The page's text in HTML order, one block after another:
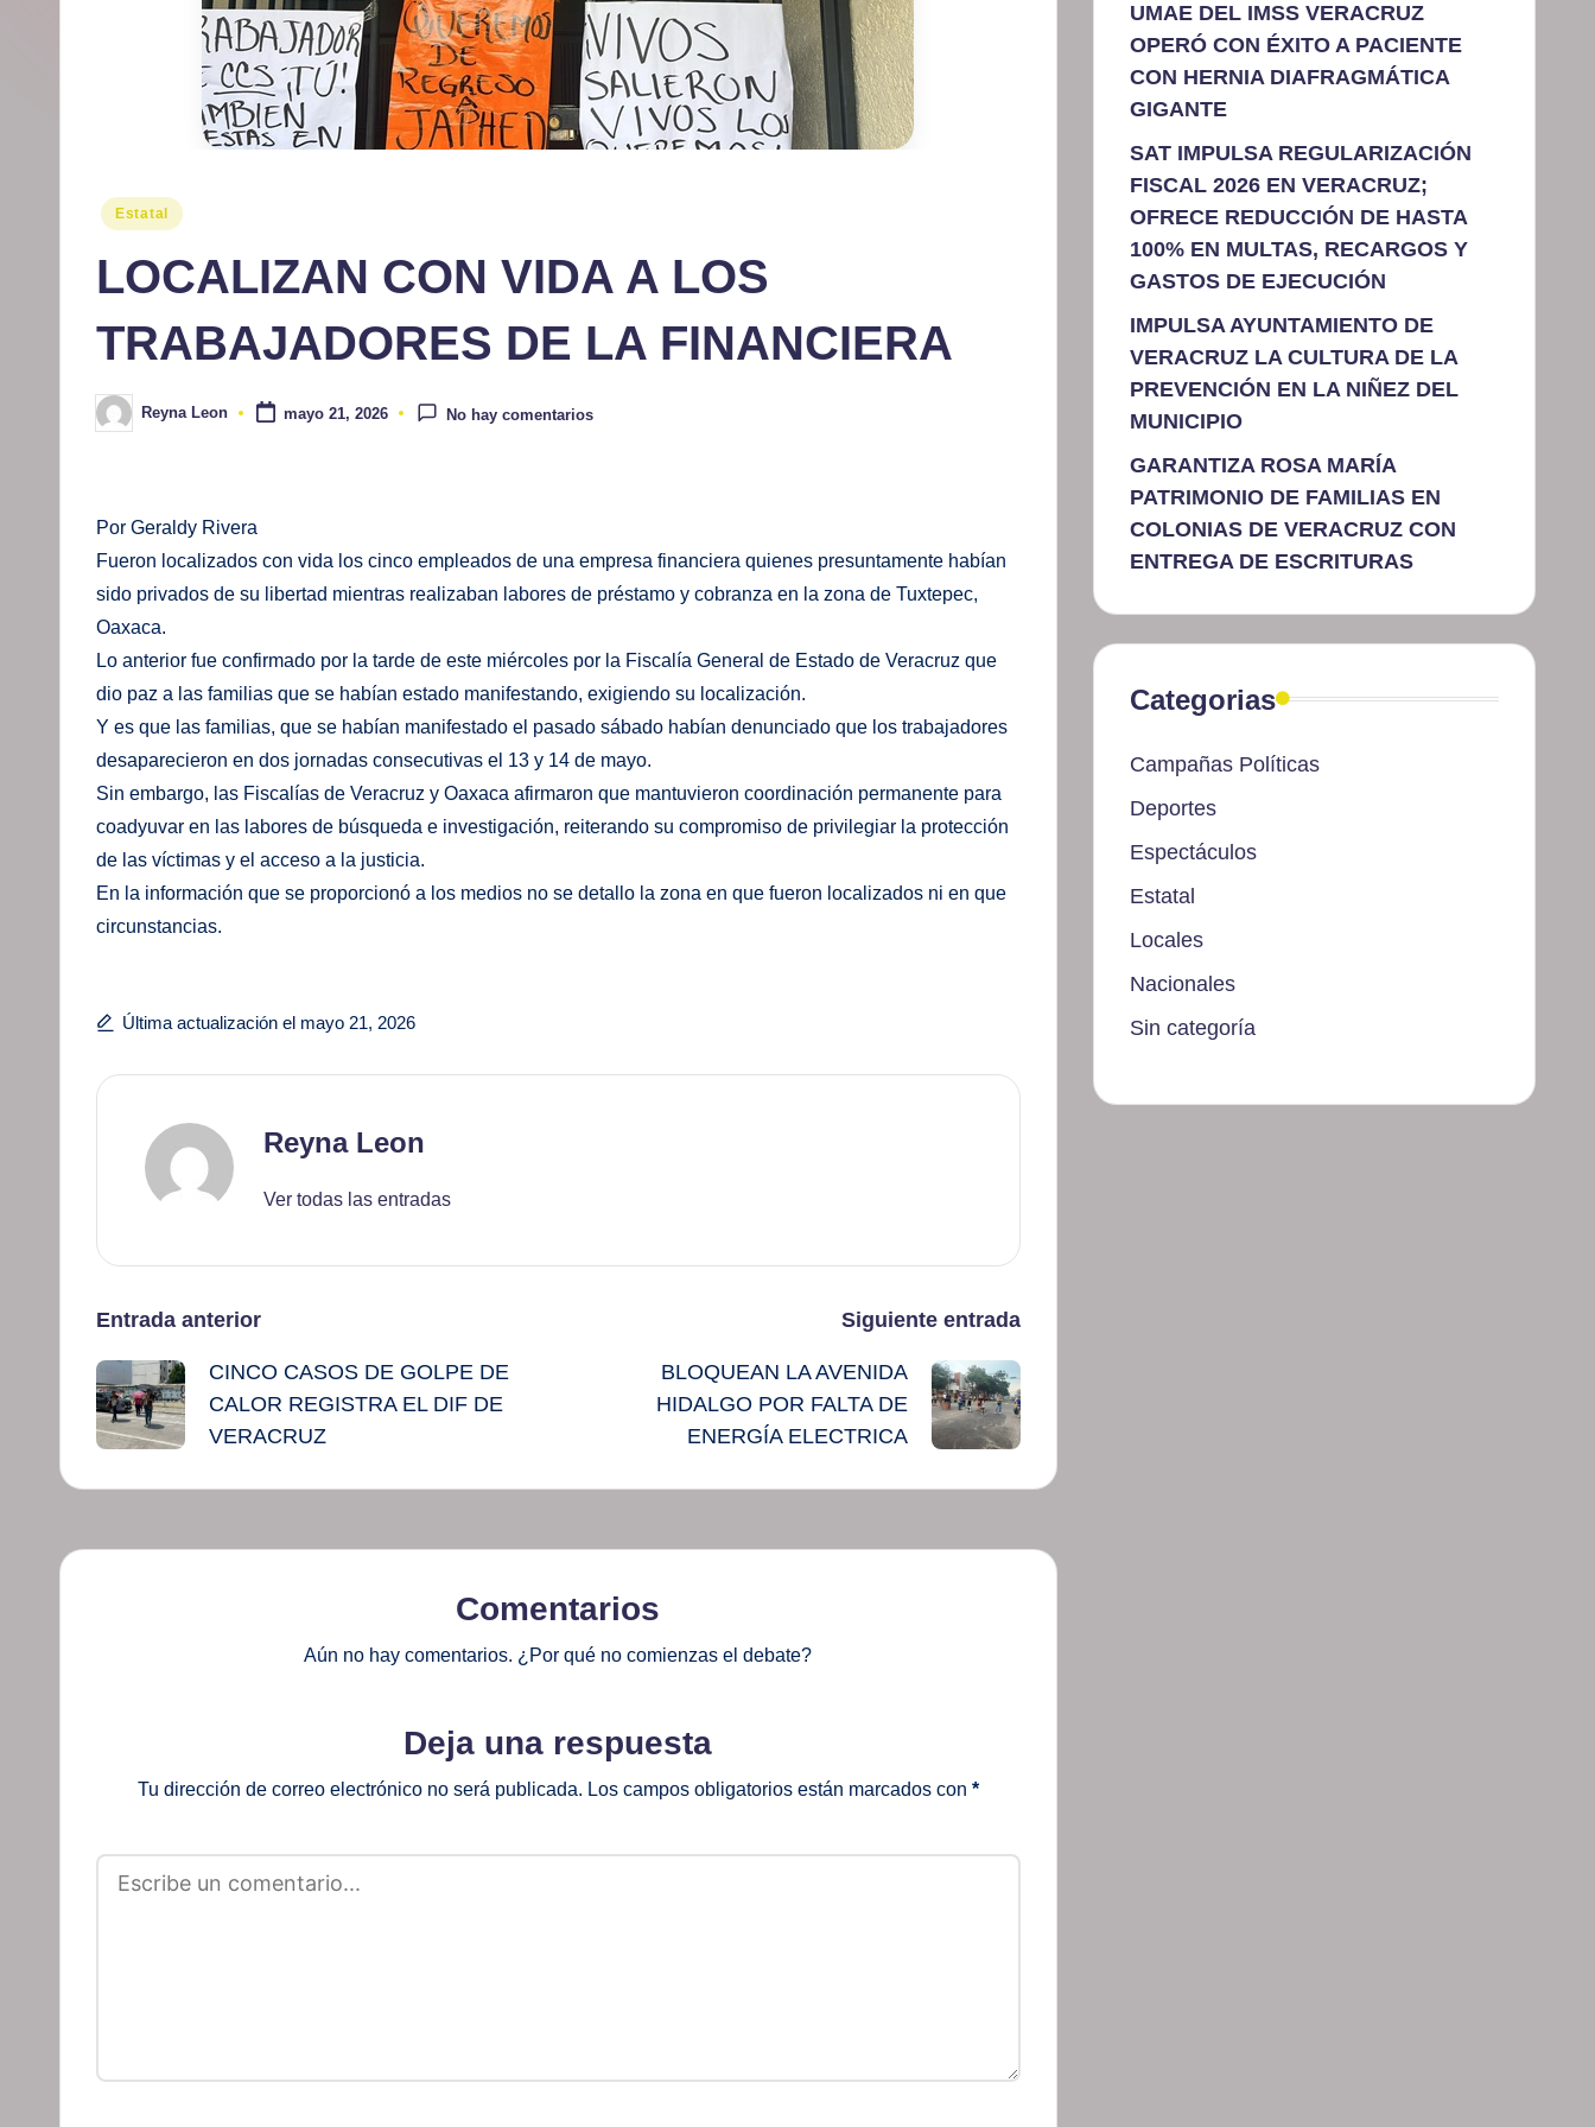
o
Publicado
Estatal
LOCALIZAN CON VIDA A LOS
TRABAJADORES DE LA FINANCIERA
Publicado
por
Reyna Leon mayo 21, 2026 No hay comentarios
Por Geraldy Rivera
Fueron localizados con vida los cinco empleados de una empresa financiera quienes presuntamente habían
sido privados de su libertad mientras realizaban labores de préstamo y cobranza en la zona de Tuxtepec,
Oaxaca.
Lo anterior fue confirmado por la tarde de este miércoles por la Fiscalía General de Estado de Veracruz que
dio paz a las familias que se habían estado manifestando, exigiendo su localización.
Y es que las familias, que se habían manifestado el pasado sábado habían denunciado que los trabajadores
desaparecieron en dos jornadas consecutivas el 13 y 14 de mayo.
Sin embargo, las Fiscalías de Veracruz y Oaxaca afirmaron que mantuvieron coordinación permanente para
coadyuvar en las labores de búsqueda e investigación, reiterando su compromiso de privilegiar la protección
de las víctimas y el acceso a la justicia.
En la información que se proporcionó a los medios no se detallo la zona en que fueron localizados ni en que
circunstancias.
Última actualización el mayo 21, 2026
Reyna Leon
Ver todas las entradas
Navegación
de
entradas
Entrada anterior
CINCO CASOS DE GOLPE DE
CALOR REGISTRA EL DIF DE
VERACRUZ
Siguiente entrada
BLOQUEAN LA AVENIDA
HIDALGO POR FALTA DE
ENERGÍA ELECTRICA
Comentarios
Aún no hay comentarios. ¿Por qué no comienzas el debate?
Deja una respuesta
Tu dirección de correo electrónico no será publicada. Los campos obligatorios están marcados con *
UMAE DEL IMSS VERACRUZ
OPERÓ CON ÉXITO A PACIENTE
CON HERNIA DIAFRAGMÁTICA
GIGANTE
SAT IMPULSA REGULARIZACIÓN
FISCAL 2026 EN VERACRUZ;
OFRECE REDUCCIÓN DE HASTA
100% EN MULTAS, RECARGOS Y
GASTOS DE EJECUCIÓN
IMPULSA AYUNTAMIENTO DE
VERACRUZ LA CULTURA DE LA
PREVENCIÓN EN LA NIÑEZ DEL
MUNICIPIO
GARANTIZA ROSA MARÍA
PATRIMONIO DE FAMILIAS EN
COLONIAS DE VERACRUZ CON
ENTREGA DE ESCRITURAS
Categorias
Campañas Políticas
Deportes
Espectáculos
Estatal
Locales
Nacionales
Sin categoría